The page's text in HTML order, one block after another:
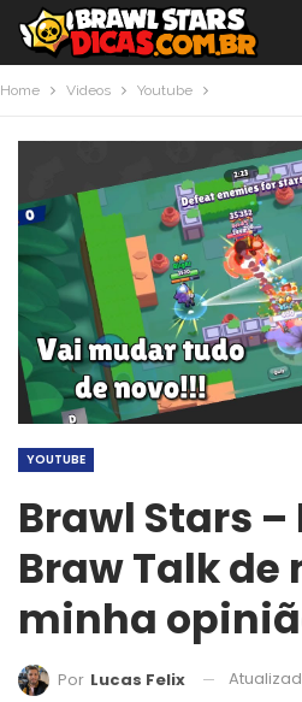
Home Videos Youtube
YOUTUBE
Brawl Stars –
Braw Talk de
minha
Por Lucas Felix